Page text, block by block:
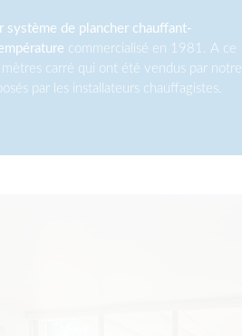
système de plancher chauffant-
commercialisé en 1981. A ce
carré qui ont été vendus par notre
par les installateurs chauffagistes.